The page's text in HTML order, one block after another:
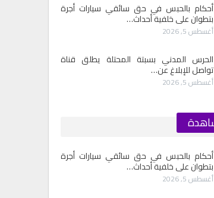
أحكام بالحبس في حق سائقي سيارات أجرة
بتطوان على خلفية أحداث…
أغسطس 5, 2026
الحرس المدني بسبتة المحتلة يطلق قناة
تواصل للإبلاغ عن…
أغسطس 5, 2026
أحكام بالحبس في حق سائقي سيارات أجرة
بتطوان على خلفية أحداث…
أغسطس 5, 2026